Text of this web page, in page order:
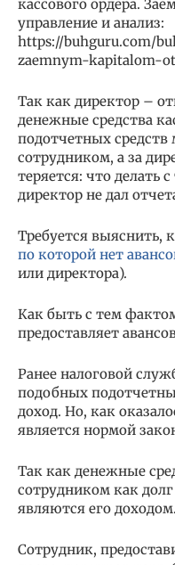
кассового ордера.
управление и анализ:
https://buhguru.com/
zaemnym-kapitalom-
Так как директор –
денежные средства
подотчетных средств
сотрудником, а за
теряется: что делать
директор не дал
Требуется выяснить,
по которой нет
или директора).
Как быть с тем
предоставляет
Ранее налоговой
подобных
доход. Но, как
является нормой
Так как денежные
сотрудником как
являются его доходом.
Сотрудник,